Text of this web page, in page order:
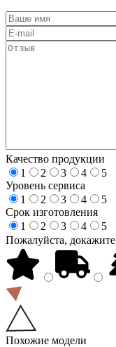
Качество продукции
1
2 3 4
5
Уровень сервиса
1
2 3 4
5
Срок изготовления
1
2 3 4
5
Пожалуйста,
Похожие модели